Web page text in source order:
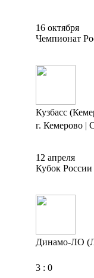
16 октября
Чемпионат
Кузбасс
г. Кемерово |
12 апреля
Кубок России
Динамо-ЛО
3 : 0